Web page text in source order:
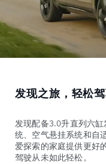
发现之旅，轻松
发现配备3.0升直列六
统、空气悬挂系统和自
爱探索的家庭提供更好
驾驶从未如此轻松。